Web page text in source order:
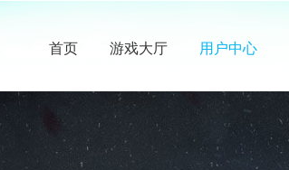
首页 游戏大厅 用户中心